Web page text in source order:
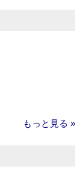
もっと見る »